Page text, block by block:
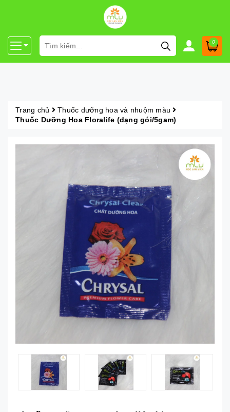
0
Trang chủ
Thuốc dưỡng hoa và nhuộm màu
Thuốc Dưỡng Hoa Floralife (dạng gói/5gam)